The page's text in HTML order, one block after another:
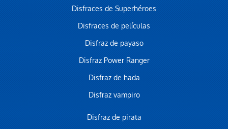
Disfraces de Superhéroes
Disfraces de películas
Disfraz de payaso
Disfraz Power Ranger
Disfraz de hada
Disfraz vampiro
Disfraz de pirata